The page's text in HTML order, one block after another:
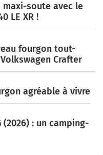
maxi-soute avec le
LE XR !
fourgon tout-
Crafter
agréable à vivre
(2026) : un camping-